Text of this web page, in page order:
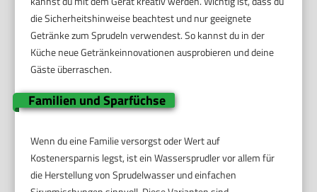
die Sicherheitshinweise beachtest und nur geeignete
Getränke zum Sprudeln verwendest. So kannst du in der
Küche neue Getränkeinnovationen ausprobieren und deine
Gäste überraschen.
Familien und Sparfüchse
Wenn du eine Familie versorgst oder Wert auf
Kostenersparnis legst, ist ein Wassersprudler vor allem für
die Herstellung von Sprudelwasser und einfachen